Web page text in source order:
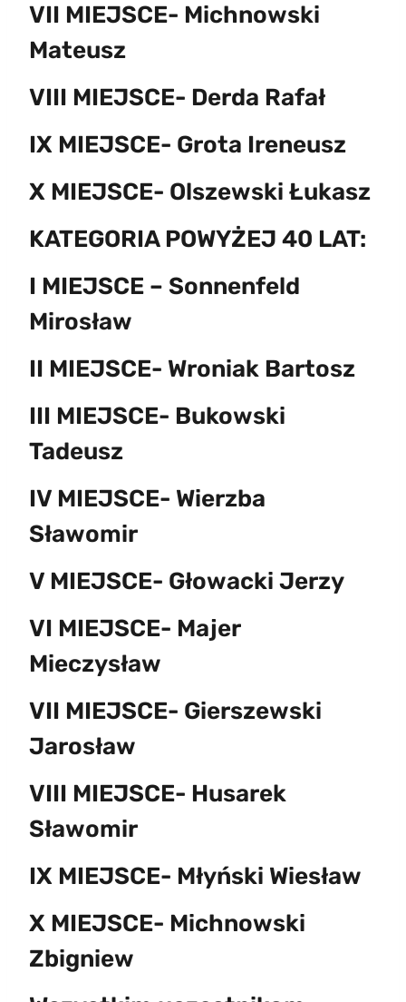
VII MIEJSCE- Michnowski
Mateusz
VIII MIEJSCE- Derda Rafał
IX MIEJSCE- Grota Ireneusz
X MIEJSCE- Olszewski Łukasz
KATEGORIA POWYŻEJ 40 LAT:
I MIEJSCE – Sonnenfeld
Mirosław
II MIEJSCE- Wroniak Bartosz
III MIEJSCE- Bukowski
Tadeusz
IV MIEJSCE- Wierzba
Sławomir
V MIEJSCE- Głowacki Jerzy
VI MIEJSCE- Majer
Mieczysław
VII MIEJSCE- Gierszewski
Jarosław
VIII MIEJSCE- Husarek
Sławomir
IX MIEJSCE- Młyński Wiesław
X MIEJSCE- Michnowski
Zbigniew